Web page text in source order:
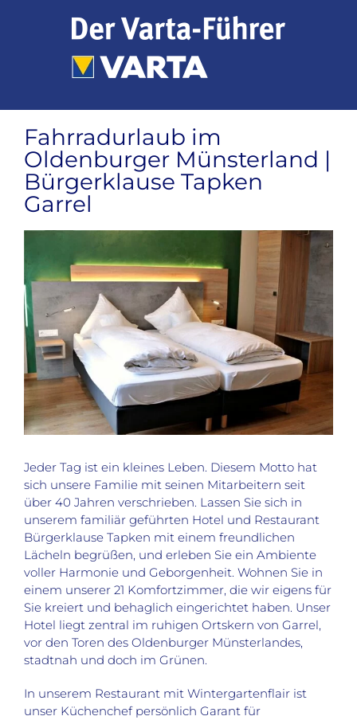
Fahrradurlaub im
Oldenburger Münsterland |
Bürgerklause Tapken
Garrel
Bild
Jeder Tag ist ein kleines Leben. Diesem Motto hat
sich unsere Familie mit seinen Mitarbeitern seit
über 40 Jahren verschrieben. Lassen Sie sich in
unserem familiär geführten Hotel und Restaurant
Bürgerklause Tapken mit einem freundlichen
Lächeln begrüßen, und erleben Sie ein Ambiente
voller Harmonie und Geborgenheit. Wohnen Sie in
einem unserer 21 Komfortzimmer, die wir eigens für
Sie kreiert und behaglich eingerichtet haben. Unser
Hotel liegt zentral im ruhigen Ortskern von Garrel,
vor den Toren des Oldenburger Münsterlandes,
stadtnah und doch im Grünen.
In unserem Restaurant mit Wintergartenflair ist
unser Küchenchef persönlich Garant für